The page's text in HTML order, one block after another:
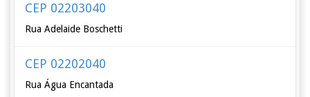
CEP 02203040
Rua Adelaide Boschetti
CEP 02202040
Rua Água Encantada